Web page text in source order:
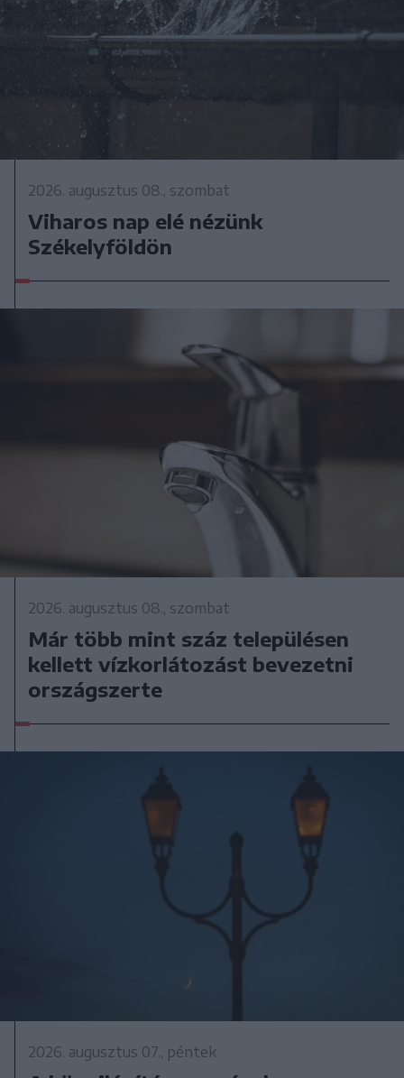
2026. augusztus 08., szombat
Viharos nap elé nézünk
Székelyföldön
2026. augusztus 08., szombat
Már több mint száz településen
kellett vízkorlátozást bevezetni
országszerte
2026. augusztus 07., péntek